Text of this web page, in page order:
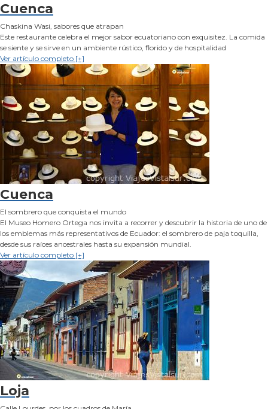
Cuenca
Chaskina Wasi, sabores que atrapan
Este restaurante celebra el mejor sabor ecuatoriano con exquisitez. La comida
se siente y se sirve en un ambiente rústico, florido y de hospitalidad
Ver artículo completo [+]
Cuenca
El sombrero que conquista el mundo
El Museo Homero Ortega nos invita a recorrer y descubrir la historia de uno de
los emblemas más representativos de Ecuador: el sombrero de paja toquilla,
desde sus raíces ancestrales hasta su expansión mundial.
Ver artículo completo [+]
Loja